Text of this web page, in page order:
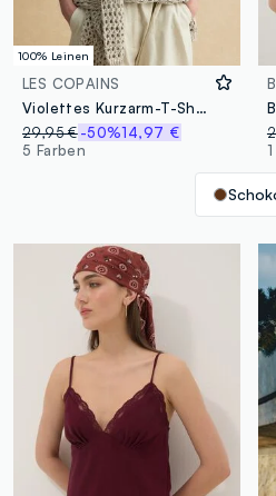
100% Leinen
LES COPAINS
Violettes Kurzarm-T-Shirt aus reinem Leinen, Regular Fit
29,95 €-50%14,97 €
5 Farben